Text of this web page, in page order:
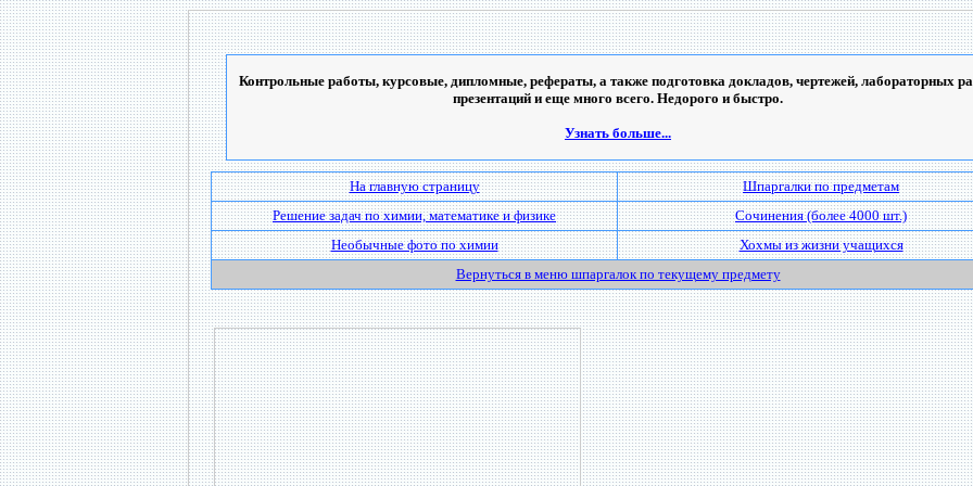
Контрольные работы, курсовые, дипломные, рефераты, а также подготовка докладов, чертежей, лабораторных
презентаций и еще много всего. Недорого и быстро.
Узнать больше...
На главную страницу
Шпаргалки по предметам
Решение задач по химии, математике и физике
Сочинения (более 4000 шт.)
Необычные фото по химии
Хохмы из жизни учащихся
Вернуться в меню шпаргалок по текущему предмету